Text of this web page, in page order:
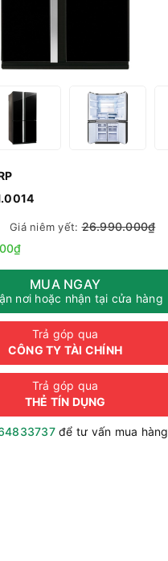
Giá niêm yết:26.990.000₫
MUA NGAY
nơi hoặc nhận tại cửa hàng
Trả góp qua
CÔNG TY TÀI CHÍNH
Trả góp qua
THẺ TÍN DỤNG
để tư vấn mua hàng